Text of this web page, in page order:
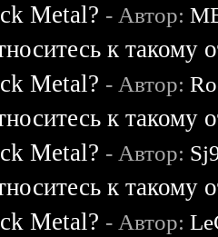
Metal? - Автор:
к такому
Metal? - Автор:
к такому
Metal? - Автор:
к такому
Metal? - Автор: